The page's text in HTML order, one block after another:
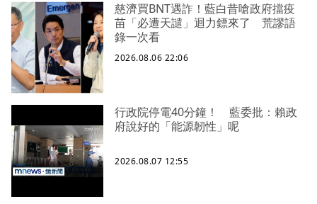
慈濟買BNT遇詐！藍白昔嗆政府擋疫
苗「必遭天譴」迴力鏢來了 荒謬語
錄一次看
2026.08.06 22:06
行政院停電40分鐘！ 藍委批：賴政
府說好的「能源韌性」呢
2026.08.07 12:55